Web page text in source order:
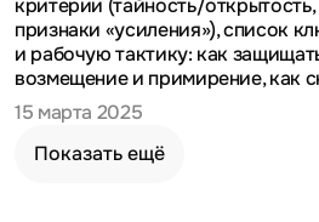
критерии (тайность/
признаки «усиления»), список
и рабочую тактику: как
возмещение и примирение, как
15 марта 2025
Показать ещё